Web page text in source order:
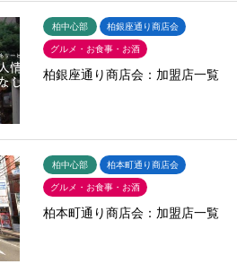
柏中心部 柏銀座通り商店会
グルメ・お食事・お酒
柏銀座通り商店会：加盟店一覧
柏中心部 柏本町通り商店会
グルメ・お食事・お酒
柏本町通り商店会：加盟店一覧